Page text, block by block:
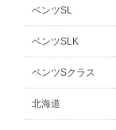
ベンツSL
ベンツSLK
ベンツSクラス
北海道